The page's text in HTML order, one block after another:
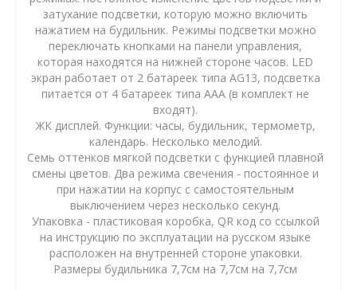
затухание подсветки, которую можно включить
нажатием на будильник. Режимы подсветки можно
переключать кнопками на панели управления,
которая находятся на нижней стороне часов. LED
экран работает от 2 батареек типа AG13, подсветка
питается от 4 батареек типа AAA (в комплект не
входят).
ЖК дисплей. Функции: часы, будильник, термометр,
календарь. Несколько мелодий.
Семь оттенков мягкой подсветки с функцией плавной
смены цветов. Два режима свечения - постоянное и
при нажатии на корпус с самостоятельным
выключением через несколько секунд.
Упаковка - пластиковая коробка, QR код со ссылкой
на инструкцию по эксплуатации на русском языке
расположен на внутренней стороне упаковки.
Размеры будильника 7,7см на 7,7см на 7,7см